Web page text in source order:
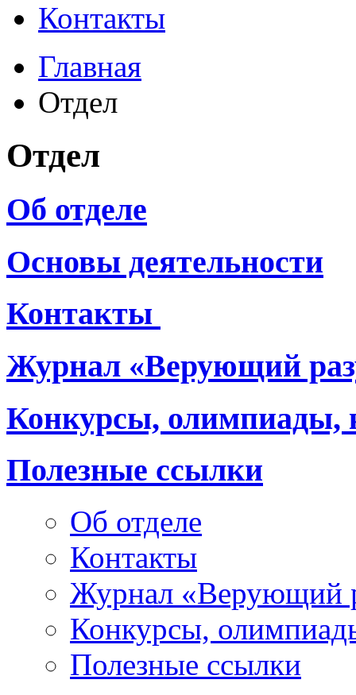
Контакты
Главная
Отдел
Отдел
Об отделе
Основы деятельности
Контакты
Журнал «Верующий
Конкурсы, олимпиады,
Полезные ссылки
Об отделе
Контакты
Журнал «Верующий
Конкурсы,
Полезные ссылки